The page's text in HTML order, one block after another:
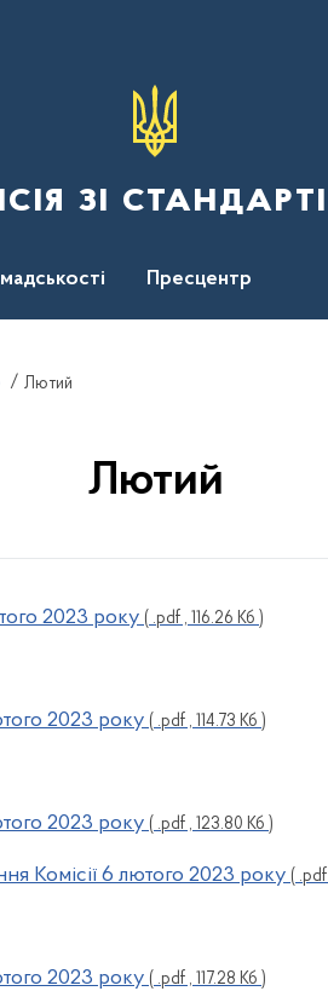
зі
Пресцентр
Лютий
Лютий
2023 року ( .pdf , 116.26 Кб )
2023 року ( .pdf , 114.73 Кб )
2023 року ( .pdf , 123.80 Кб )
Комісії 6 лютого 2023 року ( .pdf
2023 року ( .pdf , 117.28 Кб )